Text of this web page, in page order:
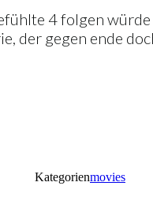
4 folgen
der gegen ende
Kategorienmovies